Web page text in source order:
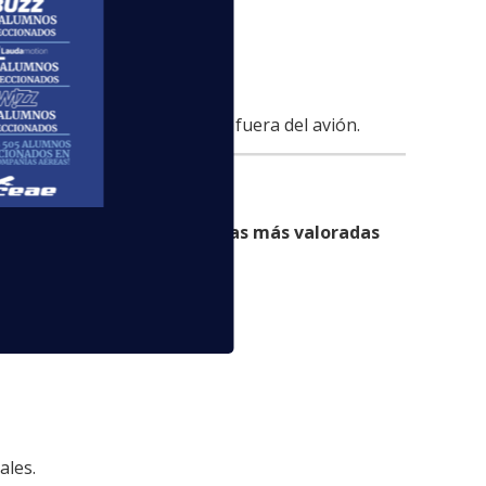
en emergencias dentro o fuera del avión.
Entre las
competencias más valoradas